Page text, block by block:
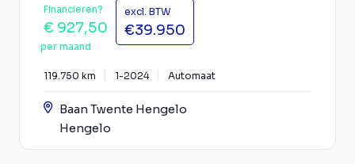
Financieren?
€ 927,50
per maand
excl. BTW
€39.950
119.750 km 1-2024 Automaat
Baan Twente Hengelo
Hengelo